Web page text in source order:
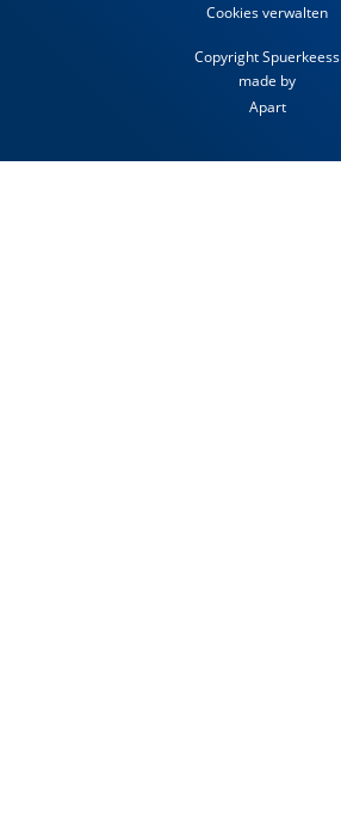
Cookies verwalten
Copyright Spuerkeess
made by
Apart